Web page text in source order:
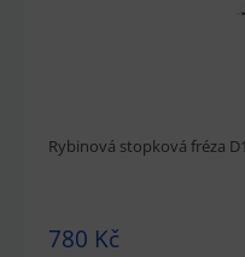
Rybinová stopková fréza
780 Kč